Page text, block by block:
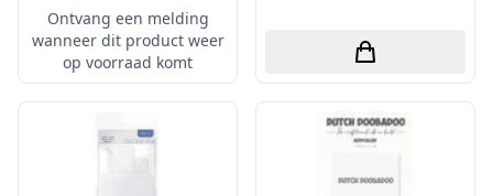
Scrap-Boys
ScrapAndMe
Sizzix
Spectrum Noir
Ontvang een melding
wanneer dit product weer
op voorraad komt